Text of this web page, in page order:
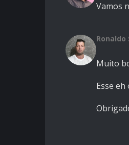
Vamos
Ronaldo
Muito
Esse eh